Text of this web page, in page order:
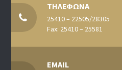
ΤΗΛΕΦΩΝΑ
25410 – 22505/28305
Fax: 25410 – 25581
EMAIL